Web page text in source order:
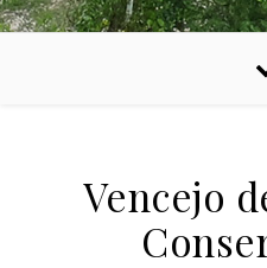
Vencejo